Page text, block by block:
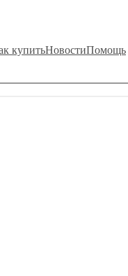
купитьНовостиПомощь